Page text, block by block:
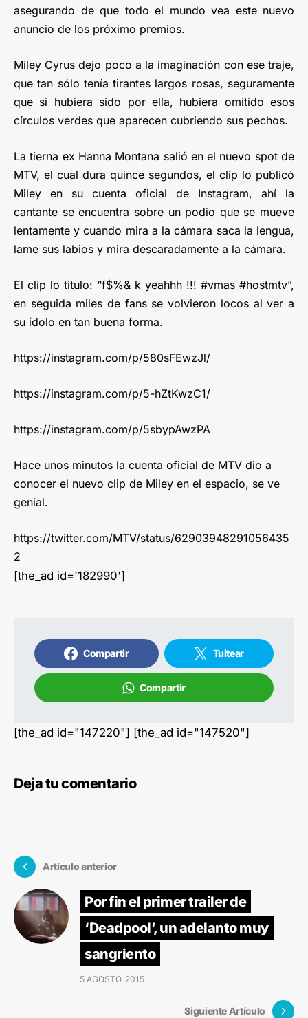
asegurando de que todo el mundo vea este nuevo
anuncio de los próximo premios.
Miley Cyrus dejo poco a la imaginación con ese traje,
que tan sólo tenía tirantes largos rosas, seguramente
que si hubiera sido por ella, hubiera omitido esos
círculos verdes que aparecen cubriendo sus pechos.
La tierna ex Hanna Montana salió en el nuevo spot de
MTV, el cual dura quince segundos, el clip lo publicó
Miley en su cuenta oficial de Instagram, ahí la
cantante se encuentra sobre un podio que se mueve
lentamente y cuando mira a la cámara saca la lengua,
lame sus labios y mira descaradamente a la cámara.
El clip lo titulo: “f$%& k yeahhh !!! #vmas #hostmtv”,
en seguida miles de fans se volvieron locos al ver a
su ídolo en tan buena forma.
https://instagram.com/p/580sFEwzJl/
https://instagram.com/p/5-hZtKwzC1/
https://instagram.com/p/5sbypAwzPA
Hace unos minutos la cuenta oficial de MTV dio a
conocer el nuevo clip de Miley en el espacio, se ve
genial.
https://twitter.com/MTV/status/62903948291056435
2
[the_ad id='182990']
Compartir Tuitear
Compartir
[the_ad id="147220"] [the_ad id="147520"]
Deja tu comentario
Artículo anterior
Por fin el primer trailer de
‘Deadpool’, un adelanto muy
sangriento
5 AGOSTO, 2015
Siguiente Artículo